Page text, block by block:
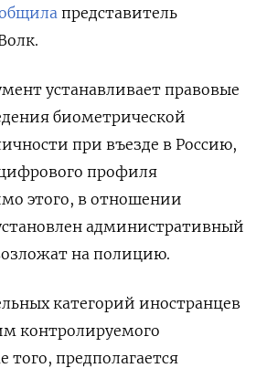
представитель
устанавливает правовые
биометрической
при въезде в Россию,
профиля
этого, в отношении
административный
на полицию.
категорий иностранцев
контролируемого
того, предполагается